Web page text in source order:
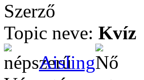
Szerző
Topic neve: Kvíz
Aisling